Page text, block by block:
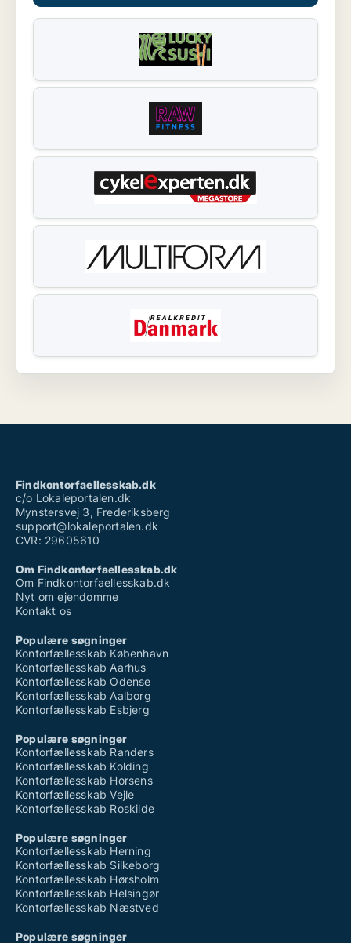
Findkontorfaellesskab.dk
c/o Lokaleportalen.dk
Mynstersvej 3, Frederiksberg
support@lokaleportalen.dk
CVR: 29605610
Om Findkontorfaellesskab.dk
Om Findkontorfaellesskab.dk
Nyt om ejendomme
Kontakt os
Populære søgninger
Kontorfællesskab København
Kontorfællesskab Aarhus
Kontorfællesskab Odense
Kontorfællesskab Aalborg
Kontorfællesskab Esbjerg
Populære søgninger
Kontorfællesskab Randers
Kontorfællesskab Kolding
Kontorfællesskab Horsens
Kontorfællesskab Vejle
Kontorfællesskab Roskilde
Populære søgninger
Kontorfællesskab Herning
Kontorfællesskab Silkeborg
Kontorfællesskab Hørsholm
Kontorfællesskab Helsingør
Kontorfællesskab Næstved
Populære søgninger